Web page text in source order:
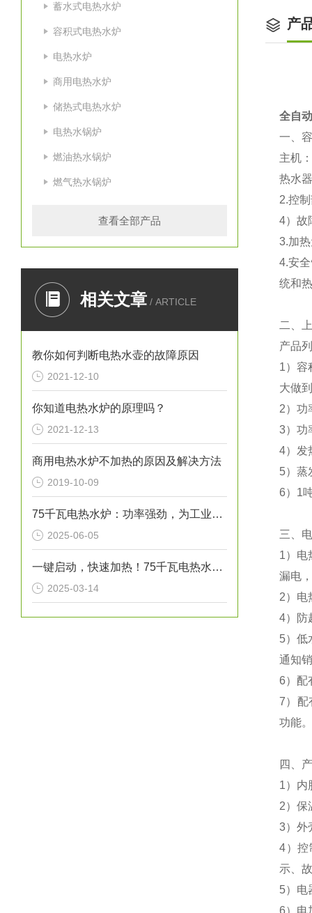
蓄水式电热水炉
容积式电热水炉
电热水炉
商用电热水炉
储热式电热水炉
电热水锅炉
燃油热水锅炉
燃气热水锅炉
查看全部产品
相关文章 / ARTICLE
教你如何判断电热水壶的故障原因
2021-12-10
你知道电热水炉的原理吗？
2021-12-13
商用电热水炉不加热的原因及解决方法
2019-10-09
75千瓦电热水炉：功率强劲，为工业生产提供稳定热水源！
2025-06-05
一键启动，快速加热！75千瓦电热水炉打造高效热水解决方案！
2025-03-14
产
全自
一、
主机
热水
2.控
4）故
3.加
4.安
统和
二、
产品
1）容
大做
2）功
3）功
4）发
5）蒸
6）1
三、
1）电
漏电
2）电
4）防
5）低
通知
6）配
7）配
功能。
四、
1）内
2）保
3）外
4）控
示、
5）电
6）电